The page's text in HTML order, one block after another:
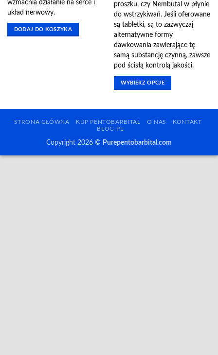
wzmacnia działanie na serce i
układ nerwowy.
DODAJ DO KOSZYKA
proszku, czy Nembutal w płynie
do wstrzykiwań. Jeśli oferowane
są tabletki, są to zazwyczaj
alternatywne formy
dawkowania zawierające tę
samą substancję czynną, zawsze
pod ścisłą kontrolą jakości.
WYBIERZ OPCJE
wiele
Opcje
można
STRONA GŁÓWNA KUP PENTOBARBITAL O NAS
KONTAKT
BLOG-PL
Copyright 2026 © Purepentobarbital.com